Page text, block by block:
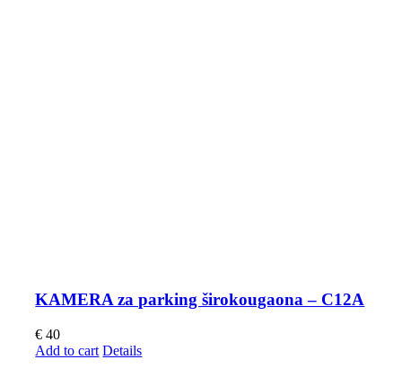
KAMERA za parking širokougaona – C12A
€ 40
Add to cart Details